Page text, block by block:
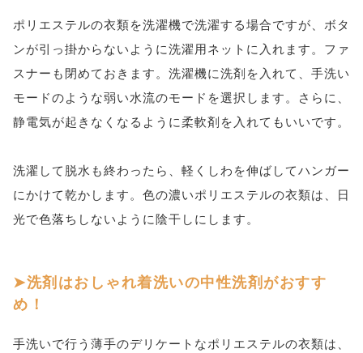
ポリエステルの衣類を洗濯機で洗濯する場合ですが、ボタ
ンが引っ掛からないように洗濯用ネットに入れます。ファ
スナーも閉めておきます。洗濯機に洗剤を入れて、手洗い
モードのような弱い水流のモードを選択します。さらに、
静電気が起きなくなるように柔軟剤を入れてもいいです。
洗濯して脱水も終わったら、軽くしわを伸ばしてハンガー
にかけて乾かします。色の濃いポリエステルの衣類は、日
光で色落ちしないように陰干しにします。
洗剤はおしゃれ着洗いの中性洗剤がおすす
め！
手洗いで行う薄手のデリケートなポリエステルの衣類は、